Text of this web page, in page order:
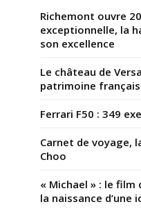
Richemont ouvre
exceptionnelle, la
son excellence
Le château de
patrimoine français
Ferrari F50 : 349
Carnet de voyage,
Choo
« Michael » : le
la naissance d’une